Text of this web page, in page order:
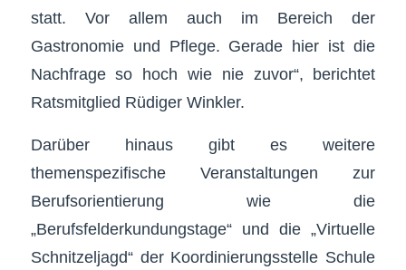
statt. Vor allem auch im Bereich der
Gastronomie und Pflege. Gerade hier ist die
Nachfrage so hoch wie nie zuvor“, berichtet
Ratsmitglied Rüdiger Winkler.
Darüber hinaus gibt es weitere
themenspezifische Veranstaltungen zur
Berufsorientierung wie die
„Berufsfelderkundungstage“ und die „Virtuelle
Schnitzeljagd“ der Koordinierungsstelle Schule